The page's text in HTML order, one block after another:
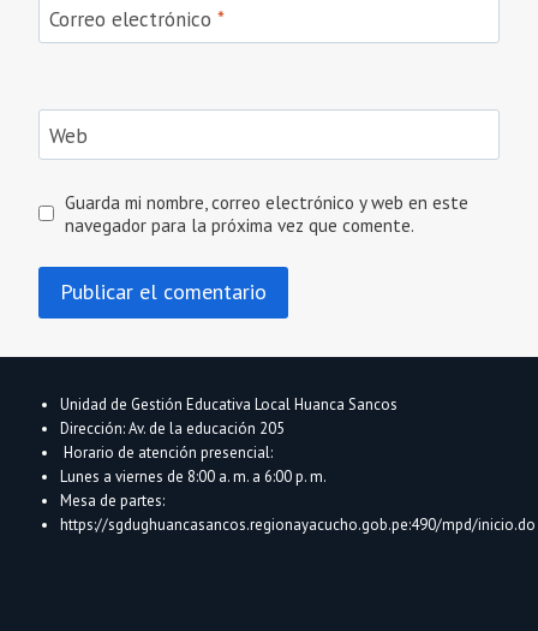
Correo electrónico *
Web
Guarda mi nombre, correo electrónico y web en este
navegador para la próxima vez que comente.
Unidad de Gestión Educativa Local Huanca Sancos
Dirección: Av. de la educación 205
Horario de atención presencial:
Lunes a viernes de 8:00 a. m. a 6:00 p. m.
Mesa de partes:
https://sgdughuancasancos.regionayacucho.gob.pe:490/mpd/inicio.do